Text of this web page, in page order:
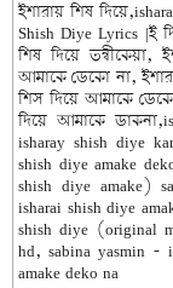
ইশারায় শিষ
Shish Diye Lyrics |ই
শিষ দিয়ে তন্বীকেয়া,
আমাকে ডেকো না,
শিস দিয়ে আমাকে
দিয়ে আমাকে
isharay shish diye
shish diye amake
shish diye amake)
isharai shish diye
shish diye (original
hd, sabina yasmin -
amake deko na